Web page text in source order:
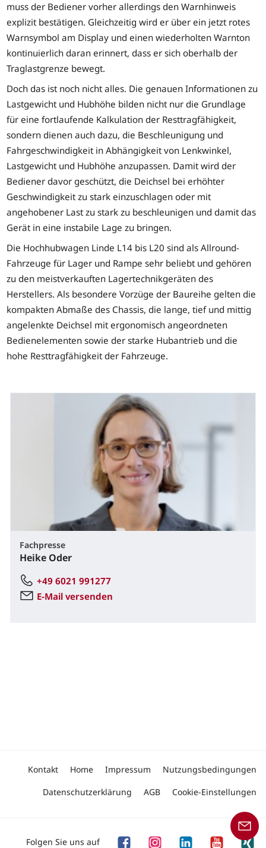
muss der Bediener vorher allerdings den Warnhinweis
explizit bestätigen. Gleichzeitig wird er über ein jetzt rotes
Warnsymbol am Display und einen wiederholten Warnton
kontinuierlich daran erinnert, dass er sich oberhalb der
Traglastgrenze bewegt.
Doch das ist noch nicht alles. Die genauen Informationen zu
Lastgewicht und Hubhöhe bilden nicht nur die Grundlage
für eine fortlaufende Kalkulation der Resttragfähigkeit,
sondern dienen auch dazu, die Beschleunigung und
Fahrgeschwindigkeit in Abhängigkeit von Lenkwinkel,
Lastgewicht und Hubhöhe anzupassen. Damit wird der
Bediener davor geschützt, die Deichsel bei erhöhter
Geschwindigkeit zu stark einzuschlagen oder mit
angehobener Last zu stark zu beschleunigen und damit das
Gerät in eine instabile Lage zu bringen.
Die Hochhubwagen Linde L14 bis L20 sind als Allround-
Fahrzeuge für Lager und Rampe sehr beliebt und gehören
zu den meistverkauften Lagertechnikgeräten des
Herstellers. Als besondere Vorzüge der Baureihe gelten die
kompakten Abmaße des Chassis, die lange, tief und mittig
angelenkte Deichsel mit ergonomisch angeordneten
Bedienelementen sowie der starke Hubantrieb und die
hohe Resttragfähigkeit der Fahrzeuge.
Fachpresse
Heike Oder
+49 6021 991277
E-Mail versenden
Kontakt Home Impressum
Nutzungsbedingungen
Datenschutzerklärung
AGB Cookie-Einstellungen
Folgen Sie uns auf